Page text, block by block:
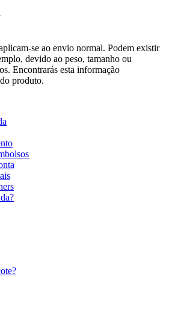
se ao envio normal. Podem existir
devido ao peso, tamanho ou
Encontrarás esta informação
produto.